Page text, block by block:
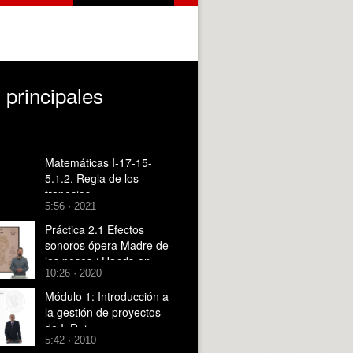
Matemáticas I-17-15-
5.1.2. Regla de los
trapecios
5:56 · 2021
Práctica 2.1 Efectos
sonoros ópera Madre de
los peces / Hands-on
activity 2.1: Mother of
Fishes Opera Sound
Effects
10:26 · 2020
Módulo 1: Introducción a
la gestión de proyectos
de I+D+i
5:42 · 2010